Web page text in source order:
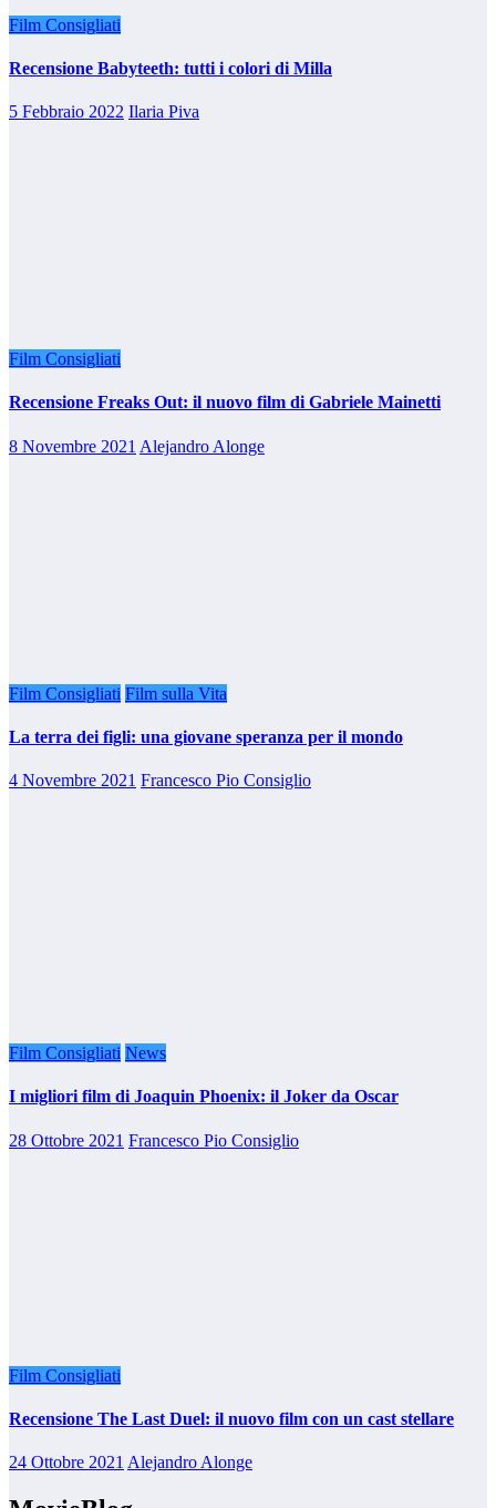
Film Consigliati
Recensione Babyteeth: tutti i colori di Milla
5 Febbraio 2022 Ilaria Piva
Film Consigliati
Recensione Freaks Out: il nuovo film di Gabriele Mainetti
8 Novembre 2021 Alejandro Alonge
Film Consigliati Film sulla Vita
La terra dei figli: una giovane speranza per il mondo
4 Novembre 2021 Francesco Pio Consiglio
Film Consigliati News
I migliori film di Joaquin Phoenix: il Joker da Oscar
28 Ottobre 2021 Francesco Pio Consiglio
Film Consigliati
Recensione The Last Duel: il nuovo film con un cast stellare
24 Ottobre 2021 Alejandro Alonge